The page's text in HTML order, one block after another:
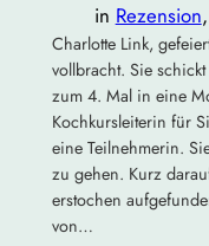
in Rezension,
Charlotte Link,
vollbracht. Sie
zum 4. Mal in eine
Kochkursleiterin für
eine Teilnehmerin.
zu gehen. Kurz
erstochen
von…